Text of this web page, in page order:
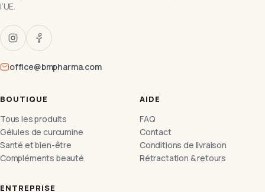
l’UE.
office@bmpharma.com
BOUTIQUE
Tous les produits
Gélules de curcumine
Santé et bien-être
Compléments beauté
AIDE
FAQ
Contact
Conditions de livraison
Rétractation & retours
ENTREPRISE